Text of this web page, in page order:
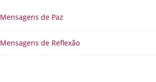
Mensagens de Paz
Mensagens de Reflexão